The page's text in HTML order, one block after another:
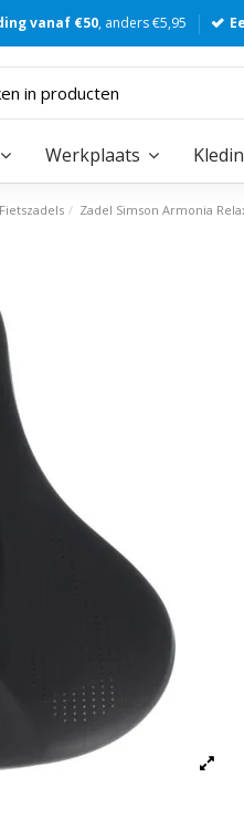
vanaf €50, anders €5,95
Werkplaats
Fietszadels Zadel Simson Armonia